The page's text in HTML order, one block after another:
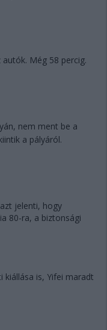
Még 58 percig.
nem ment be a
a pályáról.
jelenti, hogy
80-ra, a biztonsági
is, Yifei maradt